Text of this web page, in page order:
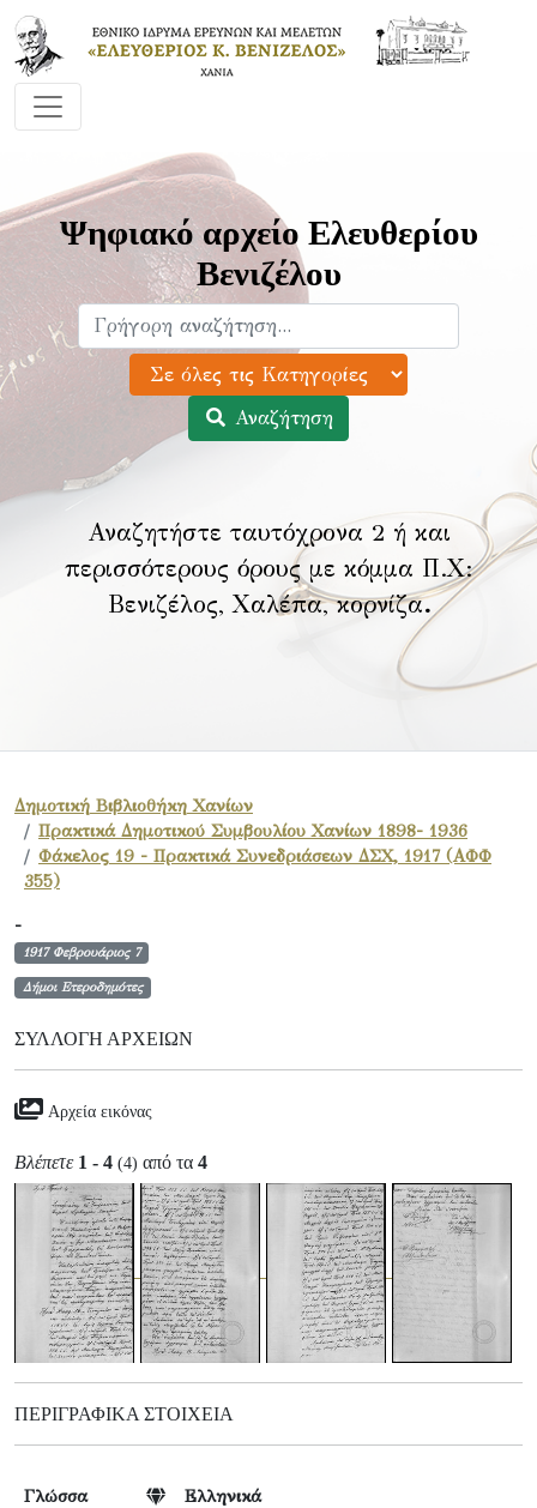
Ψηφιακό αρχείο Ελευθερίου
Βενιζέλου
Αναζήτηση
Αναζητήστε ταυτόχρονα 2 ή και
περισσότερους όρους με κόμμα Π.Χ:
Βενιζέλος, Χαλέπα, κορνίζα.
Δημοτική Βιβλιοθήκη Χανίων
Πρακτικά Δημοτικού Συμβουλίου Χανίων 1898- 1936
Φάκελος 19 - Πρακτικά Συνεδριάσεων ΔΣΧ, 1917 (ΑΦΦ
355)
-
1917 Φεβρουάριος 7
Δήμοι Ετεροδημότες
ΣΥΛΛΟΓΉ ΑΡΧΕΊΩΝ
Αρχεία εικόνας
Βλέπετε 1 - 4 (4) από τα 4
ΠΕΡΙΓΡΑΦΙΚΆ ΣΤΟΙΧΕΊΑ
Γλώσσα Ελληνικά